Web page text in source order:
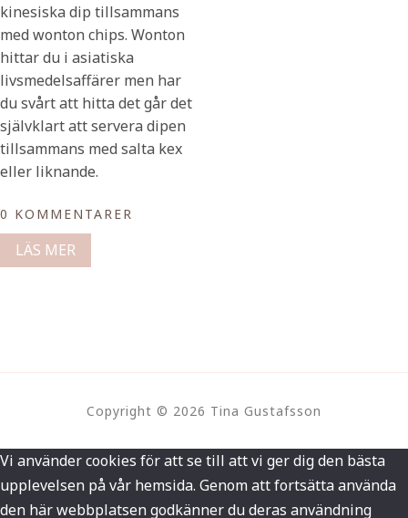
kinesiska dip tillsammans
med wonton chips. Wonton
hittar du i asiatiska
livsmedelsaffärer men har
du svårt att hitta det går det
självklart att servera dipen
tillsammans med salta kex
eller liknande.
0 KOMMENTARER
LÄS MER
Copyright © 2026 Tina Gustafsson
Vi använder cookies för att se till att vi ger dig den bästa
upplevelsen på vår hemsida. Genom att fortsätta använda
den här webbplatsen godkänner du deras användning